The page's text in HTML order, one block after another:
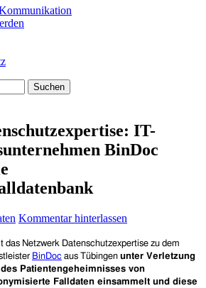
IT-
BinDoc
Kommentar hinterlassen
das Netzwerk Datenschutzexpertise zu dem
BinDoc aus Tübingen unter Verletzung
Patientengeheimnisses von
Falldaten einsammelt und diese